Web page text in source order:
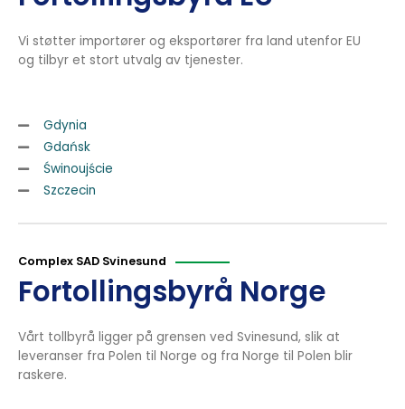
Vi støtter importører og eksportører fra land utenfor EU
og tilbyr et stort utvalg av tjenester.
Gdynia
Gdańsk
Świnoujście
Szczecin
Complex SAD Svinesund
Fortollingsbyrå Norge
Vårt tollbyrå ligger på grensen ved Svinesund, slik at
leveranser fra Polen til Norge og fra Norge til Polen blir
raskere.